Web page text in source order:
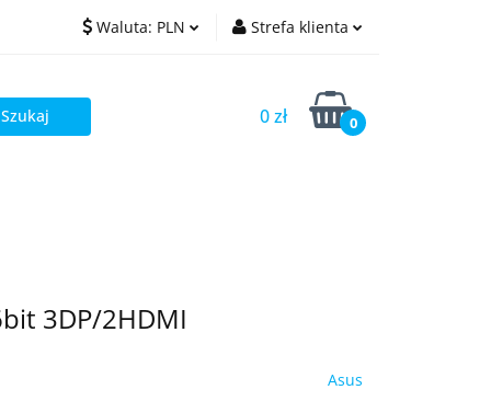
Waluta: PLN Strefa klienta
Zaloguj się
Zarejestruj się
0 zł 0
3DP/2HDMI
Asus